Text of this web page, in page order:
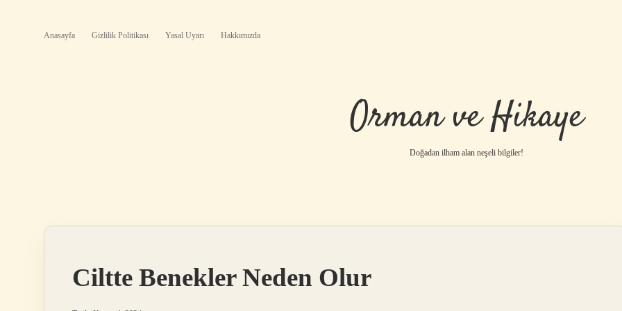
Anasayfa Gizlilik Politikası Yasal Uyarı Hakkımızda
Orman ve Hikaye
Doğadan ilham alan neşeli bilgiler!
Ciltte Benekler Neden Olur